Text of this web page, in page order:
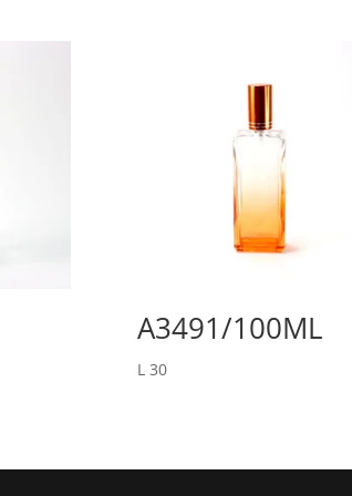
A3491/100ML
L30